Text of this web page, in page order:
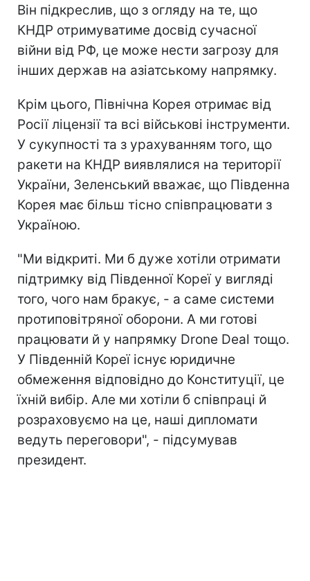
Він підкреслив, що з огляду на те, що
КНДР отримуватиме досвід сучасної
війни від РФ, це може нести загрозу для
інших держав на азіатському напрямку.
Крім цього, Північна Корея отримає від
Росії ліцензії та всі військові інструменти.
У сукупності та з урахуванням того, що
ракети на КНДР виявлялися на території
України, Зеленський вважає, що Південна
Корея має більш тісно співпрацювати з
Україною.
"Ми відкриті. Ми б дуже хотіли отримати
підтримку від Південної Кореї у вигляді
того, чого нам бракує, - а саме системи
протиповітряної оборони. А ми готові
працювати й у напрямку Drone Deal тощо.
У Південній Кореї існує юридичне
обмеження відповідно до Конституції, це
їхній вибір. Але ми хотіли б співпраці й
розраховуємо на це, наші дипломати
ведуть переговори", - підсумував
президент.